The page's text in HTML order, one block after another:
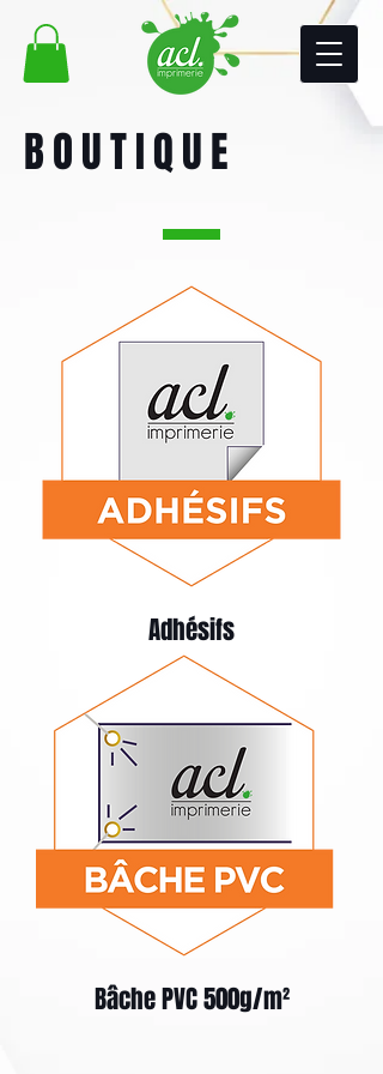
BOUTIQUE
Adhésifs
Bâche PVC 500g/m²